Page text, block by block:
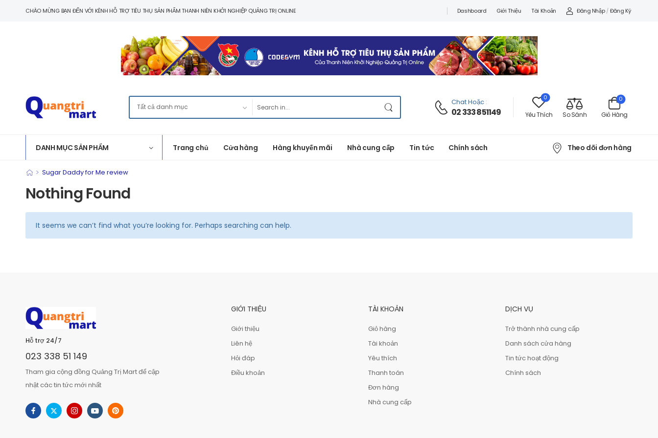
CHÀO MỪNG BẠN ĐẾN VỚI KÊNH HỖ TRỢ TIÊU THỤ SẢN PHẨM THANH NIÊN KHỞI NGHIỆP QUẢNG TRỊ ONLINE Dashboard Giới Thiệu Tài Khoản Đăng Nhập / Đăng Ký
Chat Hoặc :
02 333 851149
0
Yêu Thích So Sánh Giỏ Hàng
0
DANH MỤC SẢN PHẨM Trang chủ Cửa hàng Hàng khuyến mãi Nhà cung cấp Tin tức Chính sách Theo dõi đơn hàng
> Sugar Daddy for Me review
Nothing Found
It seems we can’t find what you’re looking for. Perhaps searching can help.
Hỗ trợ 24/7
023 338 51 149
Tham gia cộng đồng Quảng Trị Mart để cập
nhật các tin tức mới nhất
GIỚI THIỆU
Giới thiệu
Liên hệ
Hỏi đáp
Điều khoản
TÀI KHOẢN
Giỏ hàng
Tài khoản
Yêu thích
Thanh toán
Đơn hàng
Nhà cung cấp
DỊCH VỤ
Trở thành nhà cung cấp
Danh sách cửa hàng
Tin tức hoạt động
Chính sách